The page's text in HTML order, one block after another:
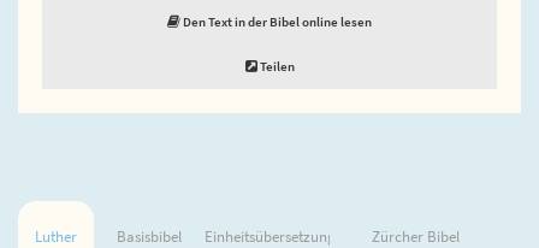
Den Text in der Bibel online lesen
Teilen
Luther Basisbibel Einheitsübersetzung Zürcher Bibel